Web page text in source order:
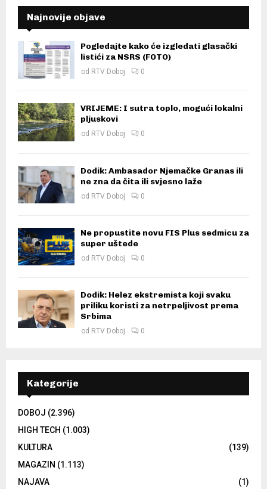
Najnovije objave
Pogledajte kako će izgledati glasački
listići za NSRS (FOTO)
od RTV Doboj 0
VRIJEME: I sutra toplo, mogući lokalni
pljuskovi
od RTV Doboj 0
Dodik: Ambasador Njemačke Granas ili
ne zna da čita ili svjesno laže
od RTV Doboj 0
Ne propustite novu FIS Plus sedmicu za
super uštede
od RTV Doboj 0
Dodik: Helez ekstremista koji svaku
priliku koristi za netrpeljivost prema
Srbima
od RTV Doboj 0
Kategorije
DOBOJ (2.396)
HIGH TECH (1.003)
KULTURA
(139)
MAGAZIN (1.113)
NAJAVA
(1)